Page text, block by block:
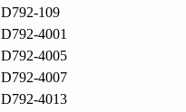
D792-109
D792-4001
D792-4005
D792-4007
D792-4013